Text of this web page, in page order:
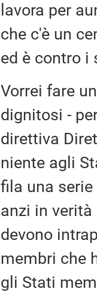
lavora per
che c'è un
ed è contro i
Vorrei fare
dignitosi -
direttiva
niente agli
fila una
anzi in
devono
membri che
gli Stati